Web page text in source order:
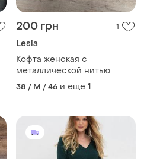
200 грн 1
Lesia
Кофта женская с
металлической нитью
38 / M / 46 и еще 1